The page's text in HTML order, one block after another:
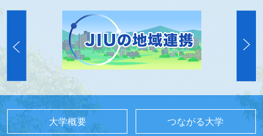
大学概要 つながる大学